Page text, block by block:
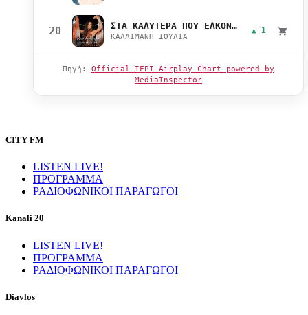
20 ΣΤΑ ΚΑΛΥΤΕΡΑ ΠΟΥ ΕΛΚΟΝΤΑΙ
ΚΑΛΛΙΜΑΝΗ ΙΟΥΛΙΑ
▲ 1
Πηγή: Official IFPI Airplay Chart powered by
MediaInspector
CITY FM
LISTEN LIVE!
ΠΡΟΓΡΑΜΜΑ
ΡΑΔΙΟΦΩΝΙΚΟΙ ΠΑΡΑΓΩΓΟΙ
Kanali 20
LISTEN LIVE!
ΠΡΟΓΡΑΜΜΑ
ΡΑΔΙΟΦΩΝΙΚΟΙ ΠΑΡΑΓΩΓΟΙ
Diavlos